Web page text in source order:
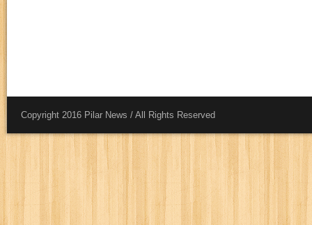
Copyright 2016 Pilar News / All Rights Reserved